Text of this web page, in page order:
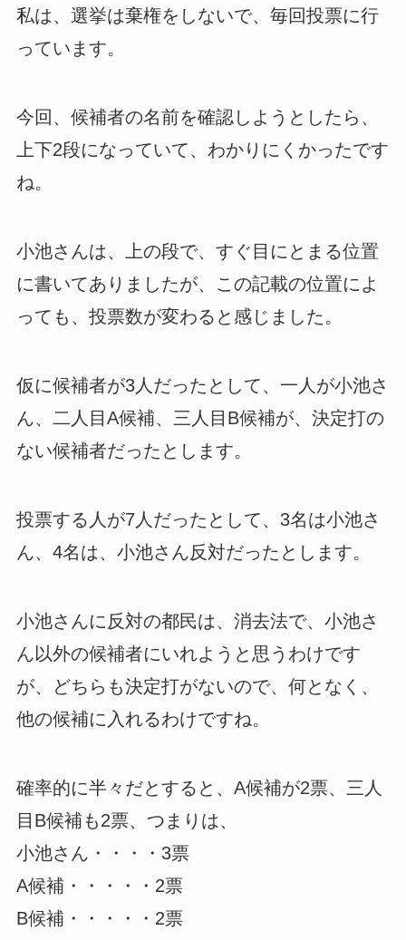
私は、選挙は棄権をしないで、毎回投票に行
っています。
今回、候補者の名前を確認しようとしたら、
上下2段になっていて、わかりにくかったです
ね。
小池さんは、上の段で、すぐ目にとまる位置
に書いてありましたが、この記載の位置によ
っても、投票数が変わると感じました。
仮に候補者が3人だったとして、一人が小池さ
ん、二人目A候補、三人目B候補が、決定打の
ない候補者だったとします。
投票する人が7人だったとして、3名は小池さ
ん、4名は、小池さん反対だったとします。
小池さんに反対の都民は、消去法で、小池さ
ん以外の候補者にいれようと思うわけです
が、どちらも決定打がないので、何となく、
他の候補に入れるわけですね。
確率的に半々だとすると、A候補が2票、三人
目B候補も2票、つまりは、
小池さん・・・・3票
A候補・・・・・2票
B候補・・・・・2票